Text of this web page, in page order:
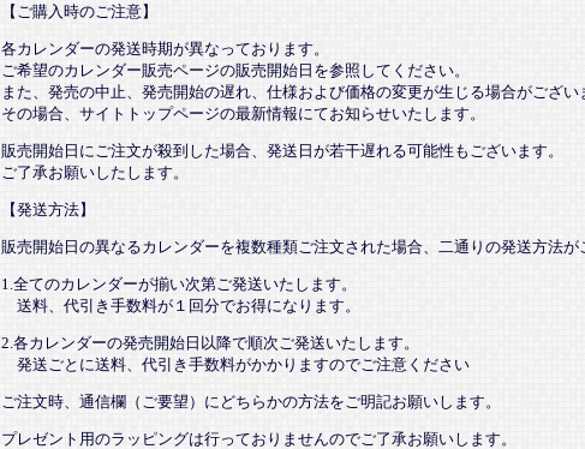
【ご購入時のご注意】
各カレンダーの発送時期が異なっております。
ご希望のカレンダー販売ページの販売開始日を参照してください。
また、発売の中止、発売開始の遅れ、仕様および価格の変更が生じる場合がござい
その場合、サイトトップページの最新情報にてお知らせいたします。
販売開始日にご注文が殺到した場合、発送日が若干遅れる可能性もございます。
ご了承お願いしたします。
【発送方法】
販売開始日の異なるカレンダーを複数種類ご注文された場合、二通りの発送方法が
1.全てのカレンダーが揃い次第ご発送いたします。
送料、代引き手数料が１回分でお得になります。
2.各カレンダーの発売開始日以降で順次ご発送いたします。
発送ごとに送料、代引き手数料がかかりますのでご注意ください
ご注文時、通信欄（ご要望）にどちらかの方法をご明記お願いします。
プレゼント用のラッピングは行っておりませんのでご了承お願いします。